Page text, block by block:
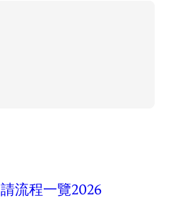
流程一覽2026